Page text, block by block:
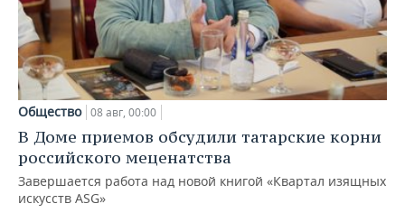
Общество 08 авг, 00:00
В Доме приемов обсудили татарские корни
российского меценатства
Завершается работа над новой книгой «Квартал изящных
искусств ASG»